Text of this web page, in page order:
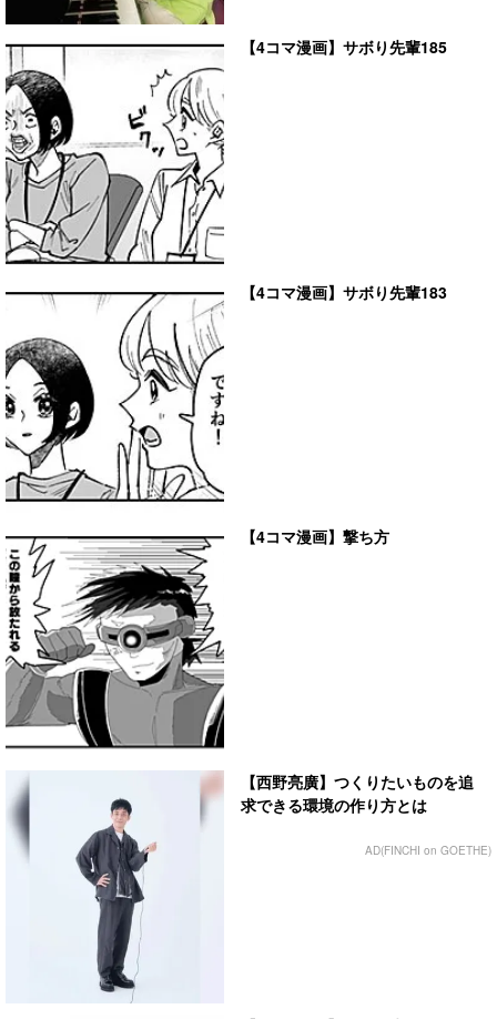
【4コマ漫画】サボり先輩185
【4コマ漫画】サボり先輩183
【4コマ漫画】撃ち方
【西野亮廣】つくりたいものを追
求できる環境の作り方とは
AD(FINCHI on GOETHE)